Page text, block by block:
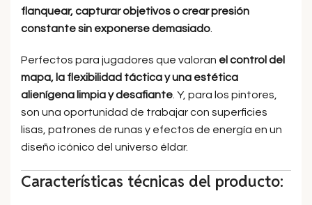
flanquear, capturar objetivos o crear presión
constante sin exponerse demasiado
Perfectos para jugadores que valoran el control del
mapa, la flexibilidad táctica y una estética
alienígena limpia y desafiante . Y, para los pintores,
son una oportunidad de trabajar con superficies
lisas, patrones de runas y efectos de energía en un
diseño icónico del universo éldar.
Características técnicas del producto: